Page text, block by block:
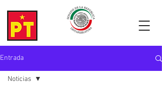
Entrada
Noticias